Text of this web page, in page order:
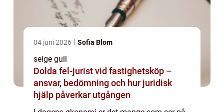
04 juni 2026 Sofia Blom
selge gull
Dolda fel-jurist vid fastighetsköp –
ansvar, bedömning och hur juridisk
hjälp påverkar utgången